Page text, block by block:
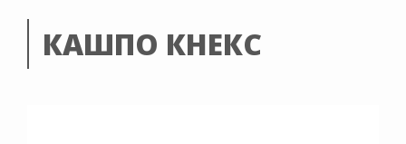
КАШПО КНЕКС